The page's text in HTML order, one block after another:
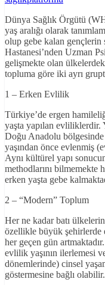
Dünya Sağlık Örgütü
yaş aralığı olarak
olup gebe kalan gençlerin
Hastanesi’nden Uzman
gelişmekte olan
topluma göre iki ayrı
1 – Erken Evlilik
Türkiye’de ergen
yaşta yapılan evliliklerdir.
Doğu Anadolu
yaşından önce evlenmiş
Aynı kültürel yapı
methodlarını bilmemekte
erken yaşta gebe
2 – “Modern” Toplum
Her ne kadar batı
özellikle büyük şehirlerde
her geçen gün
evlilik yaşının ilerlemesi
dönemlerinde) cinsel
göstermesine bağlı olabilir.